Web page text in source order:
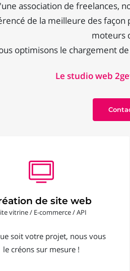
association de freelances,
de la meilleure des
moteurs
optimisons le chargement
Le studio web
de site web
vitrine / E-commerce / API
soit votre projet, nous vous
le créons sur mesure !